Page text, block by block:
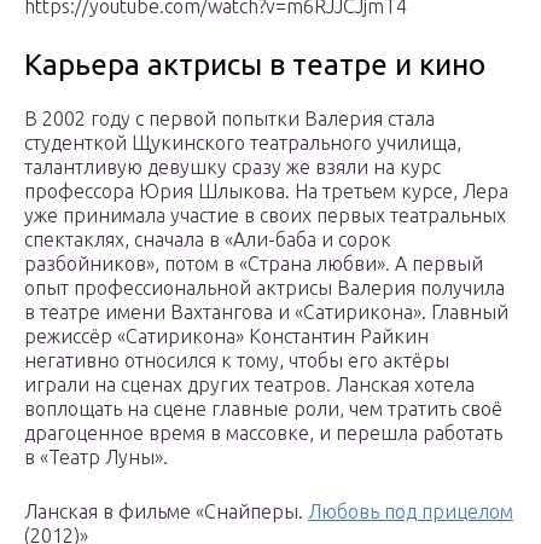
https://youtube.com/watch?v=m6RJJCJjmT4
Карьера актрисы в театре и кино
В 2002 году с первой попытки Валерия стала
студенткой Щукинского театрального училища,
талантливую девушку сразу же взяли на курс
профессора Юрия Шлыкова. На третьем курсе, Лера
уже принимала участие в своих первых театральных
спектаклях, сначала в «Али-баба и сорок
разбойников», потом в «Страна любви». А первый
опыт профессиональной актрисы Валерия получила
в театре имени Вахтангова и «Сатирикона». Главный
режиссёр «Сатирикона» Константин Райкин
негативно относился к тому, чтобы его актёры
играли на сценах других театров. Ланская хотела
воплощать на сцене главные роли, чем тратить своё
драгоценное время в массовке, и перешла работать
в «Театр Луны».
Ланская в фильме «Снайперы. Любовь под прицелом
(2012)»